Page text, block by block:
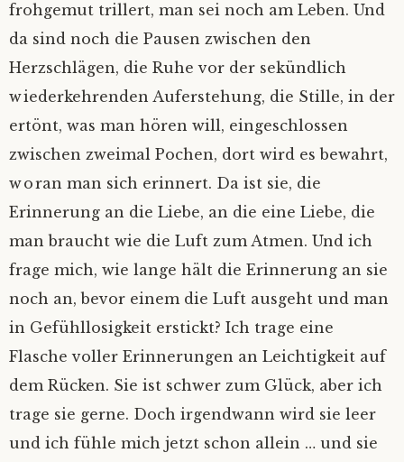
frohgemut trillert, man sei noch am Leben. Und
da sind noch die Pausen zwischen den
Herzschlägen, die Ruhe vor der sekündlich
wiederkehrenden Auferstehung, die Stille, in der
ertönt, was man hören will, eingeschlossen
zwischen zweimal Pochen, dort wird es bewahrt,
woran man sich erinnert. Da ist sie, die
Erinnerung an die Liebe, an die eine Liebe, die
man braucht wie die Luft zum Atmen. Und ich
frage mich, wie lange hält die Erinnerung an sie
noch an, bevor einem die Luft ausgeht und man
in Gefühllosigkeit erstickt? Ich trage eine
Flasche voller Erinnerungen an Leichtigkeit auf
dem Rücken. Sie ist schwer zum Glück, aber ich
trage sie gerne. Doch irgendwann wird sie leer
und ich fühle mich jetzt schon allein … und sie